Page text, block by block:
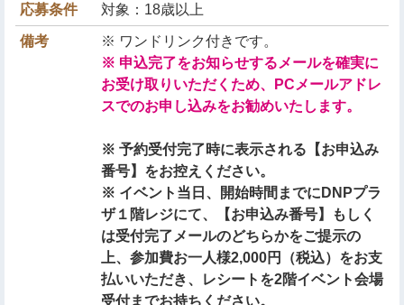
応募条件 対象：18歳以上
備考
※ ワンドリンク付きです。
※ 申込完了をお知らせするメールを確実に
お受け取りいただくため、PCメールアドレ
スでのお申し込みをお勧めいたします。
※ 予約受付完了時に表示される【お申込み
番号】をお控えください。
※ イベント当日、開始時間までにDNPプラ
ザ１階レジにて、【お申込み番号】もしく
は受付完了メールのどちらかをご提示の
上、参加費お一人様2,000円（税込）をお支
払いいただき、レシートを2階イベント会場
受付までお持ちください。